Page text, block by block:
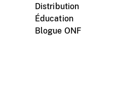
Distribution
Éducation
Blogue ONF